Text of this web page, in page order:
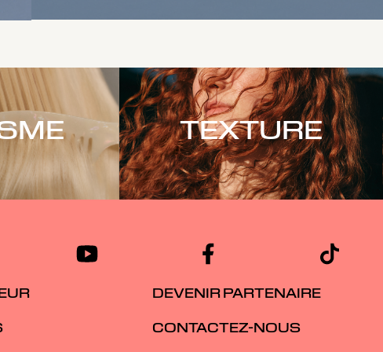
PRÉSERVE L'ÉCLAT DE LA
COULEUR EN SALON.
Cette gamme est spécialement conçue pour
les cheveux fins à moyens colorés, afin de
préserver l'éclat de la couleur. Elle apporte les
soins essentiels pour que les cheveux restent
TEXTURE
DEVENIR PARTENAIRE
CONTACTEZ-NOUS